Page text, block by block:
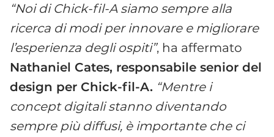
“Noi di Chick-fil-A siamo sempre alla
ricerca di modi per innovare e migliorare
l’esperienza degli ospiti”, ha affermato
Nathaniel Cates, responsabile senior del
design per Chick-fil-A. “Mentre i
concept digitali stanno diventando
sempre più diffusi, è importante che ci